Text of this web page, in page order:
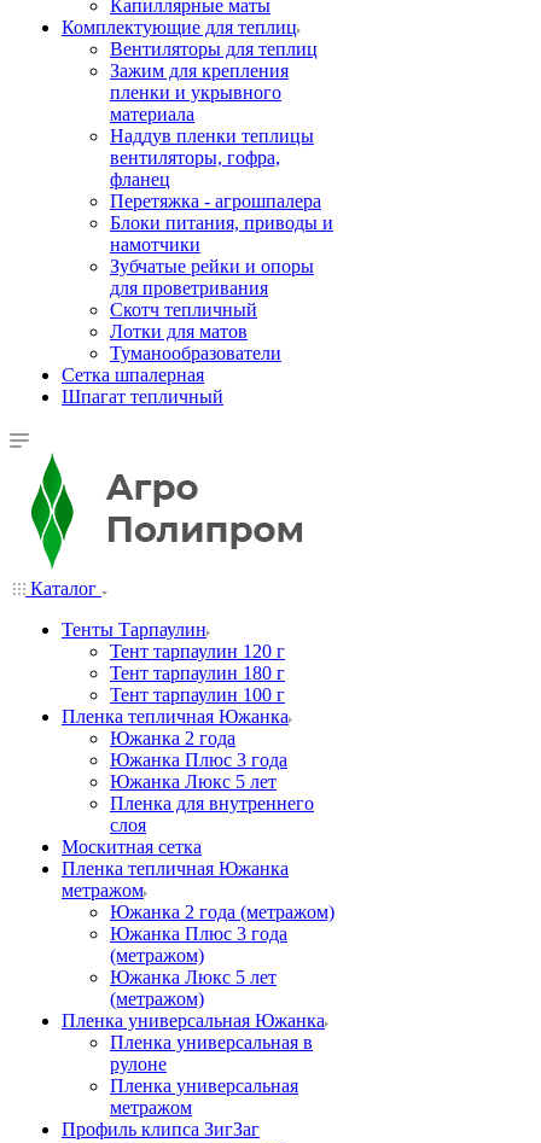
Капиллярные маты
Комплектующие для теплиц
Вентиляторы для теплиц
Зажим для крепления
пленки и укрывного
материала
Наддув пленки теплицы
вентиляторы, гофра,
фланец
Перетяжка - агрошпалера
Блоки питания, приводы и
намотчики
Зубчатые рейки и опоры
для проветривания
Скотч тепличный
Лотки для матов
Туманообразователи
Сетка шпалерная
Шпагат тепличный
Каталог
Тенты Тарпаулин
Тент тарпаулин 120 г
Тент тарпаулин 180 г
Тент тарпаулин 100 г
Пленка тепличная Южанка
Южанка 2 года
Южанка Плюс 3 года
Южанка Люкс 5 лет
Пленка для внутреннего
слоя
Москитная сетка
Пленка тепличная Южанка
метражом
Южанка 2 года (метражом)
Южанка Плюс 3 года
(метражом)
Южанка Люкс 5 лет
(метражом)
Пленка универсальная Южанка
Пленка универсальная в
рулоне
Пленка универсальная
метражом
Профиль клипса ЗигЗаг